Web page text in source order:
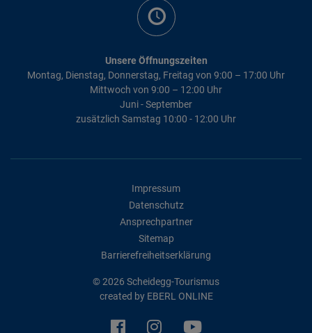
Unsere Öffnungszeiten
Montag, Dienstag, Donnerstag, Freitag von 9:00 – 17:00 Uhr
Mittwoch von 9:00 – 12:00 Uhr
Juni - September
zusätzlich Samstag 10:00 - 12:00 Uhr
Impressum
Datenschutz
Ansprechpartner
Sitemap
Barrierefreiheitserklärung
© 2026 Scheidegg-Tourismus
created by EBERL ONLINE